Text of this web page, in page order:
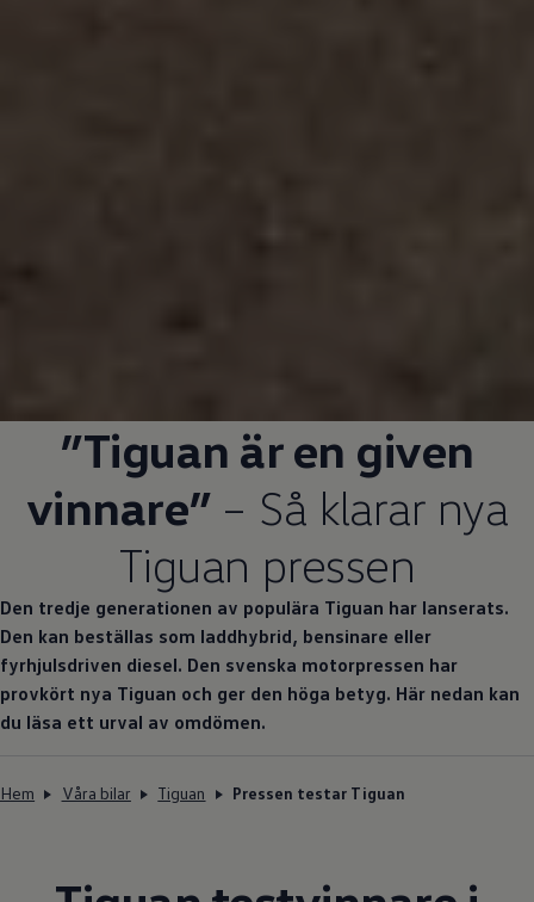
”Tiguan är en given
vinnare” – Så klarar nya
Tiguan pressen
Den tredje generationen av populära Tiguan har lanserats.
Den kan beställas som laddhybrid, bensinare eller
fyrhjulsdriven diesel. Den svenska motorpressen har
provkört nya Tiguan och ger den höga betyg. Här nedan kan
du läsa ett urval av omdömen.
Hem Våra bilar Tiguan Pressen testar Tiguan